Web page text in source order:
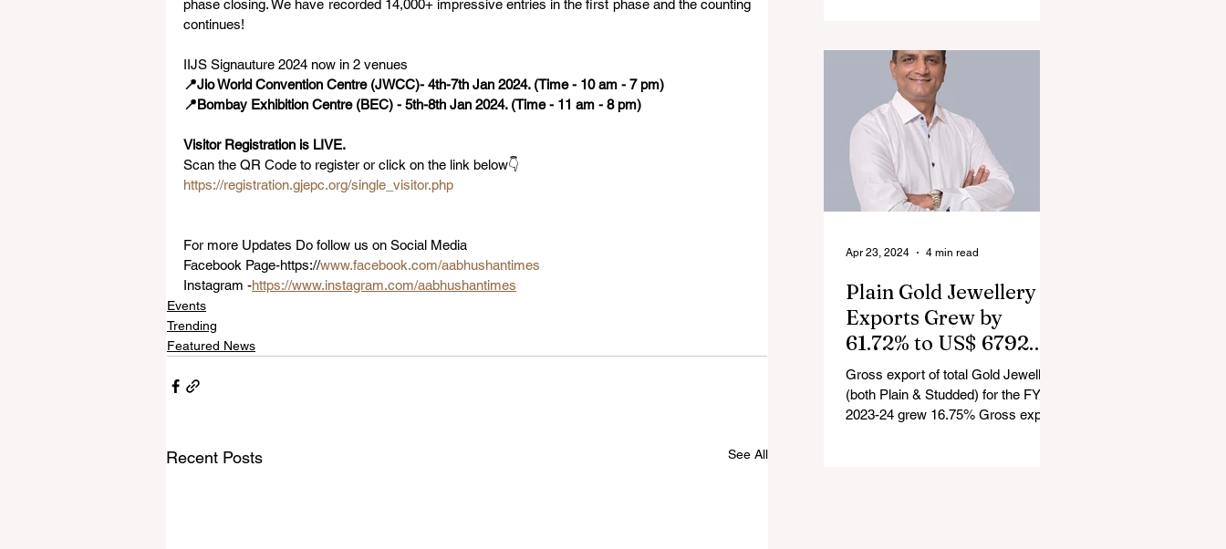
phase closing. We have recorded 14,000+ impressive entries in the first phase and the counting
continues!
IIJS Signauture 2024 now in 2 venues
📍Jio World Convention Centre (JWCC)- 4th-7th Jan 2024. (Time - 10 am - 7 pm)
📍Bombay Exhibition Centre (BEC) - 5th-8th Jan 2024. (Time - 11 am - 8 pm)
Visitor Registration is LIVE.
Scan the QR Code to register or click on the link below👇
https://registration.gjepc.org/single_visitor.php
For more Updates Do follow us on Social Media
Facebook Page-https://www.facebook.com/aabhushantimes
Instagram -https://www.instagram.com/aabhushantimes
Events
Trending
Featured News
Recent Posts See All
Plain Gold Jewellery
Exports Grew by
61.72% to US$ 6792.24
million in FY 2023-24
Gross export of total Gold Jewellery
(both Plain & Studded) for the FY
2023-24 grew 16.75% Gross export
Apr 23, 2024 4 min read